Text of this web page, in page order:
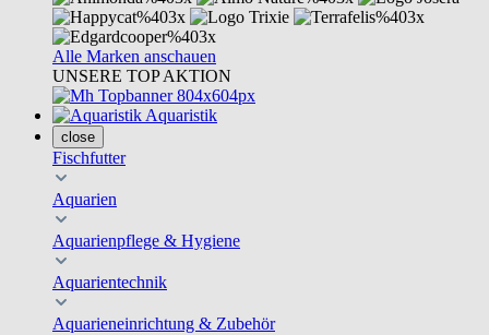
Alle Marken anschauen
UNSERE TOP AKTION
Aquaristik
close
Fischfutter
Aquarien
Aquarienpflege & Hygiene
Aquarientechnik
Aquarieneinrichtung & Zubehör